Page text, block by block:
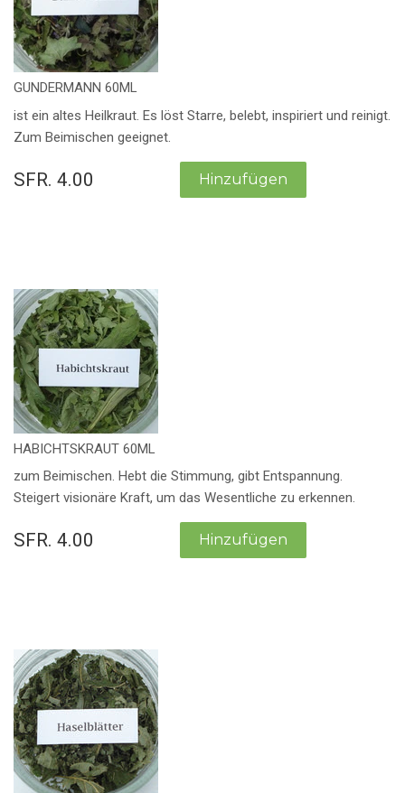
GUNDERMANN 60ML
ist ein altes Heilkraut. Es löst Starre, belebt, inspiriert und reinigt.
Zum Beimischen geeignet.
SFR. 4.00
HABICHTSKRAUT 60ML
zum Beimischen. Hebt die Stimmung, gibt Entspannung.
Steigert visionäre Kraft, um das Wesentliche zu erkennen.
SFR. 4.00